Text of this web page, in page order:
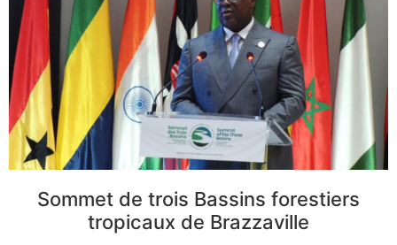
Sommet de trois Bassins forestiers
tropicaux de Brazzaville